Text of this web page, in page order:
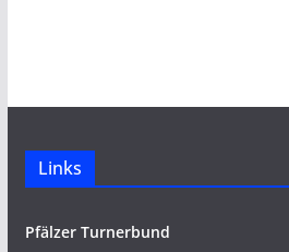
Links
Pfälzer Turnerbund